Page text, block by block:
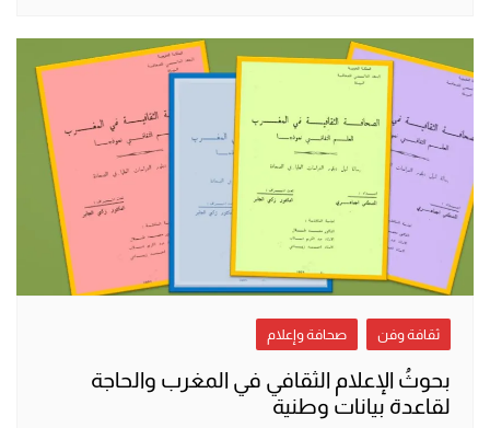
ثقافة وفن صحافة وإعلام
بحوثُ الإعلام الثقافي في المغرب والحاجة
لقاعدة بيانات وطنية